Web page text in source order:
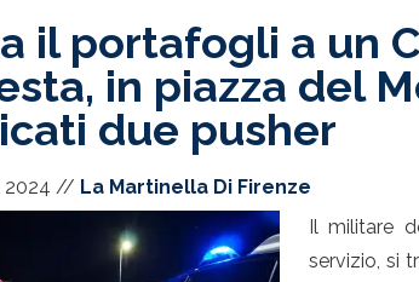
il portafogli a un
in piazza del
due pusher
2024 // La Martinella Di Firenze
Il militare
servizio, si